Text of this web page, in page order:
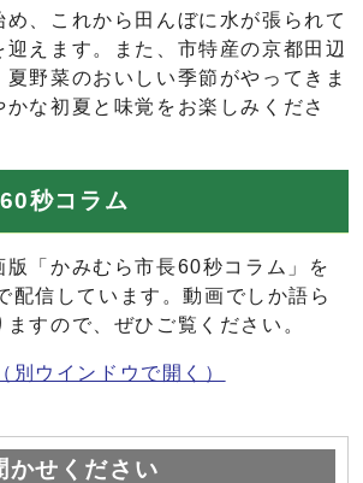
め、これから田んぼに水が張られて
迎えます。また、市特産の京都田辺
野菜のおいしい季節がやってきま
な初夏と味覚をお楽しみくださ
秒コラム
版「かみむら市長60秒コラム」を
配信しています。動画でしか語ら
すので、ぜひご覧ください。
（別ウインドウで開く）
かせください